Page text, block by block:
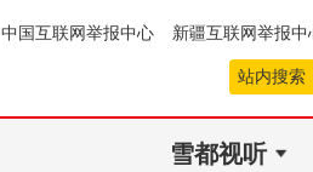
中国互联网举报中心 新疆互联网举报中
站内搜索
雪都视听